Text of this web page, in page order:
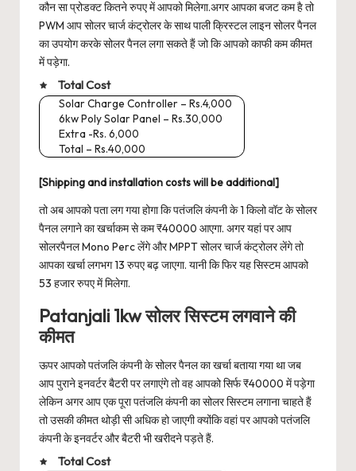
कौन सा प्रोडक्ट कितने रुपए में आपको मिलेगा.अगर आपका बजट कम है तो
PWM आप सोलर चार्ज कंट्रोलर के साथ पाली क्रिस्टल लाइन सोलर पैनल
का उपयोग करके सोलर पैनल लगा सकते हैं जो कि आपको काफी कम कीमत
में पड़ेगा.
Total Cost
Solar Charge Controller – Rs.4,000
6kw Poly Solar Panel – Rs.30,000
Extra -Rs. 6,000
Total – Rs.40,000
[Shipping and installation costs will be additional]
तो अब आपको पता लग गया होगा कि पतंजलि कंपनी के 1 किलो वॉट के सोलर
पैनल लगाने का खर्चाकम से कम ₹40000 आएगा. अगर यहां पर आप
सोलरपैनल Mono Perc लेंगे और MPPT सोलर चार्ज कंट्रोलर लेंगे तो
आपका खर्चा लगभग 13 रुपए बढ़ जाएगा. यानी कि फिर यह सिस्टम आपको
53 हजार रुपए में मिलेगा.
Patanjali 1kw सोलर सिस्टम लगवाने की
कीमत
ऊपर आपको पतंजलि कंपनी के सोलर पैनल का खर्चा बताया गया था जब
आप पुराने इनवर्टर बैटरी पर लगाएंगे तो वह आपको सिर्फ ₹40000 में पड़ेगा
लेकिन अगर आप एक पूरा पतंजलि कंपनी का सोलर सिस्टम लगाना चाहते हैं
तो उसकी कीमत थोड़ी सी अधिक हो जाएगी क्योंकि वहां पर आपको पतंजलि
कंपनी के इनवर्टर और बैटरी भी खरीदने पड़ते हैं.
Total Cost